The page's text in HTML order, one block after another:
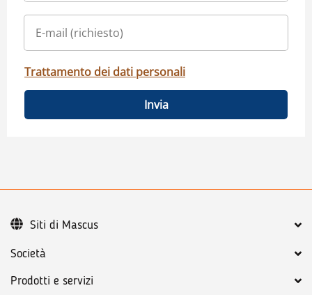
Trattamento dei dati personali
Invia
Società
Prodotti e servizi
Siti di Mascus